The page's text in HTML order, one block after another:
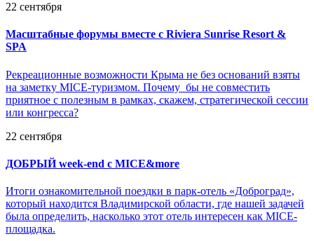
22 сентября
Масштабные форумы вместе с Riviera Sunrise Resort &
SPA
Рекреационные возможности Крыма не без оснований взяты
на заметку MICE-туризмом. Почему бы не совместить
приятное с полезным в рамках, скажем, стратегической сессии
или конгресса?
22 сентября
ДОБРЫЙ week-end с MICE&more
Итоги ознакомительной поездки в парк-отель «Доброград»,
который находится Владимирской области, где нашей задачей
была определить, насколько этот отель интересен как MICE-
площадка.